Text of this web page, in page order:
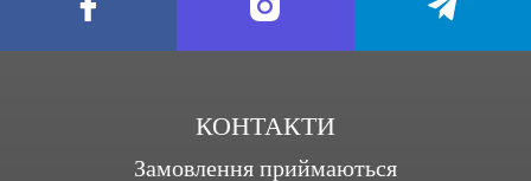
КОНТАКТИ
Замовлення приймаються